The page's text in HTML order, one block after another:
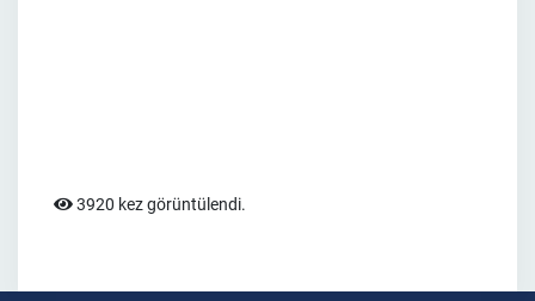
3920 kez görüntülendi.